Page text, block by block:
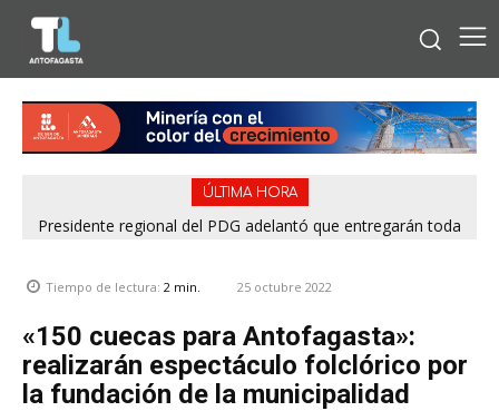
ÚLTIMA HORA
Presidente regional del PDG adelantó que entregarán toda
Tiempo de lectura: 2 min. 25 octubre 2022
«150 cuecas para Antofagasta»:
realizarán espectáculo folclórico por
la fundación de la municipalidad